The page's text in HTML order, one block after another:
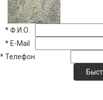
*Ф.И.О.
* E-Mail
*Телефон